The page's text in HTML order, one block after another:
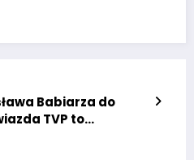
Babiarza do
TVP to